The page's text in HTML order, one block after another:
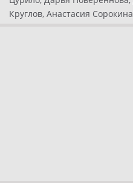
Круглов, Анастасия